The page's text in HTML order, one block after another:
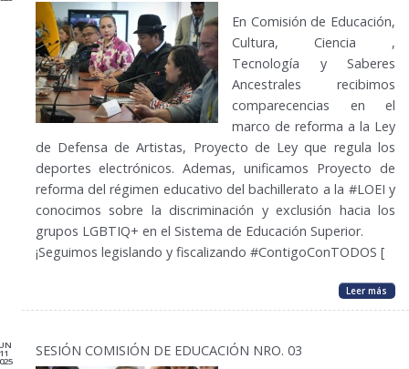
En Comisión de Educación,
Cultura, Ciencia ,
Tecnología y Saberes
Ancestrales recibimos
comparecencias en el
marco de reforma a la Ley
de Defensa de Artistas, Proyecto de Ley que regula los
deportes electrónicos. Ademas, unificamos Proyecto de
reforma del régimen educativo del bachillerato a la #LOEI y
conocimos sobre la discriminación y exclusión hacia los
grupos LGBTIQ+ en el Sistema de Educación Superior.
¡Seguimos legislando y fiscalizando #ContigoConTODOS [
Leer más
11 SESIÓN COMISIÓN DE EDUCACIÓN NRO. 03